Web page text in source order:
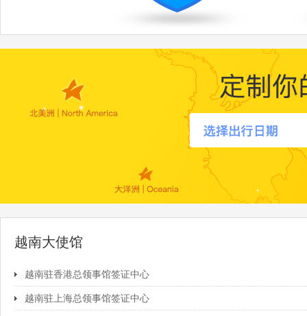
越南大使馆
越南驻香港总领事馆签证中心
越南驻上海总领事馆签证中心